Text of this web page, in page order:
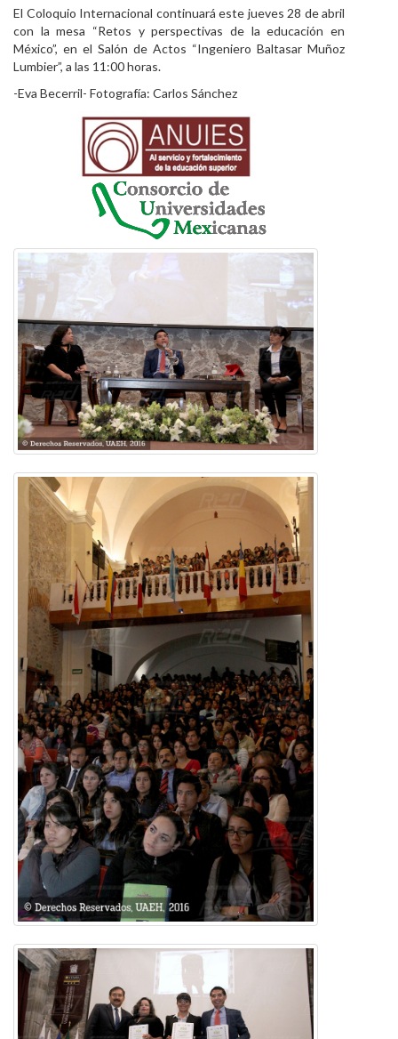
El Coloquio Internacional continuará este jueves 28 de abril
con la mesa “Retos y perspectivas de la educación en
México”, en el Salón de Actos “Ingeniero Baltasar Muñoz
Lumbier”, a las 11:00 horas.
-Eva Becerril- Fotografía: Carlos Sánchez